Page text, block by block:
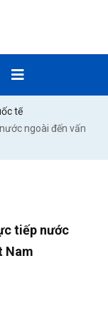
tế
ngoài đến vấn
tiếp nước
Nam